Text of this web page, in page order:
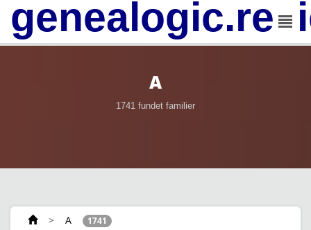
A
1741 fundet familier
> A 1741